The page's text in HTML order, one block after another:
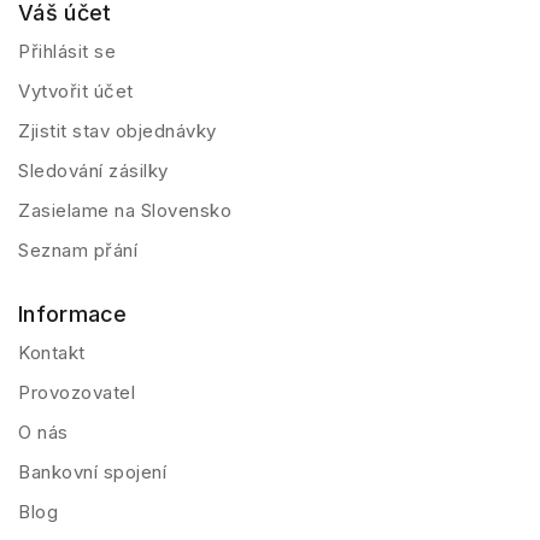
Váš účet
Přihlásit se
Vytvořit účet
Zjistit stav objednávky
Sledování zásilky
Zasielame na Slovensko
Seznam přání
Informace
Kontakt
Provozovatel
O nás
Bankovní spojení
Blog